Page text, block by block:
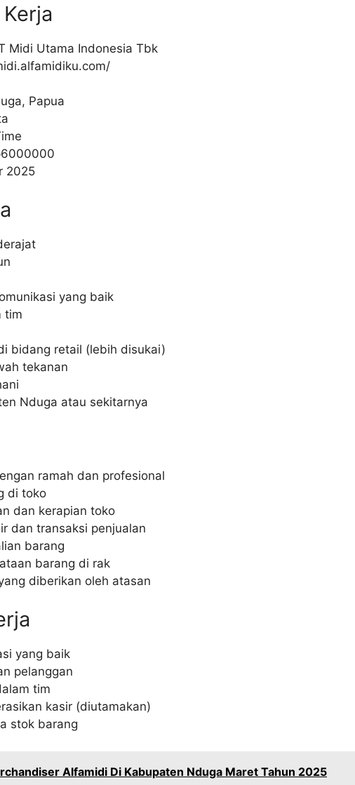
Midi Utama Indonesia Tbk
Papua
6000000
2025
yang baik
tim
bidang retail (lebih disukai)
tekanan
Nduga atau sekitarnya
ramah dan profesional
di toko
dan kerapian toko
dan transaksi penjualan
barang
barang di rak
diberikan oleh atasan
yang baik
pelanggan
tim
kasir (diutamakan)
stok barang
Alfamidi Di Kabupaten Nduga Maret Tahun 2025